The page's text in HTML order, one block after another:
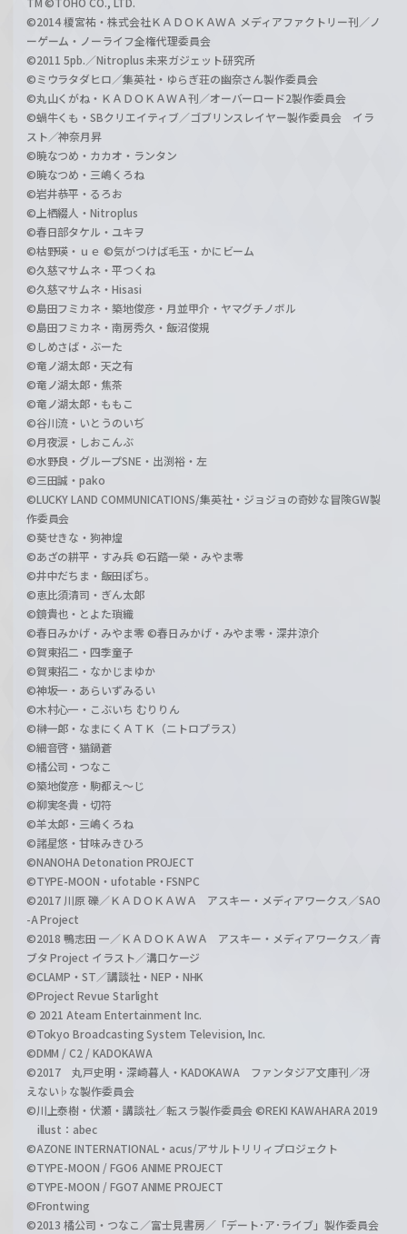
©2014 榎宮祐・株式会社ＫＡＤＯＫＡＷＡ メディアファクトリー刊／ノ
ーゲーム・ノーライフ全権代理委員会
©2011 5pb.／Nitroplus 未来ガジェット研究所
©ミウラタダヒロ／集英社・ゆらぎ荘の幽奈さん製作委員会
©丸山くがね・ＫＡＤＯＫＡＷＡ刊／オーバーロード2製作委員会
©蝸牛くも・SBクリエイティブ／ゴブリンスレイヤー製作委員会 イラ
スト／神奈月昇
©暁なつめ・カカオ・ランタン
©暁なつめ・三嶋くろね
©岩井恭平・るろお
©上栖綴人・Nitroplus
©春日部タケル・ユキヲ
©枯野瑛・ｕｅ ©気がつけば毛玉・かにビーム
©久慈マサムネ・平つくね
©久慈マサムネ・Hisasi
©島田フミカネ・築地俊彦・月並甲介・ヤマグチノボル
©島田フミカネ・南房秀久・飯沼俊規
©しめさば・ぶーた
©竜ノ湖太郎・天之有
©竜ノ湖太郎・焦茶
©竜ノ湖太郎・ももこ
©谷川流・いとうのいぢ
©月夜涙・しおこんぶ
©水野良・グループSNE・出渕裕・左
©三田誠・pako
©LUCKY LAND COMMUNICATIONS/集英社・ジョジョの奇妙な冒険GW製
作委員会
©葵せきな・狗神煌
©あざの耕平・すみ兵 ©石踏一榮・みやま零
©井中だちま・飯田ぽち。
©恵比須清司・ぎん太郎
©鏡貴也・とよた瑣織
©春日みかげ・みやま零 ©春日みかげ・みやま零・深井涼介
©賀東招二・四季童子
©賀東招二・なかじまゆか
©神坂一・あらいずみるい
©木村心一・こぶいち むりりん
©榊一郎・なまにくＡＴＫ（ニトロプラス）
©細音啓・猫鍋蒼
©橘公司・つなこ
©築地俊彦・駒都え～じ
©柳実冬貴・切符
©羊太郎・三嶋くろね
©諸星悠・甘味みきひろ
©NANOHA Detonation PROJECT
©TYPE-MOON・ufotable・FSNPC
©2017 川原 礫／ＫＡＤＯＫＡＷＡ アスキー・メディアワークス／SAO
-A Project
©2018 鴨志田 一／ＫＡＤＯＫＡＷＡ アスキー・メディアワークス／青
ブタ Project イラスト／溝口ケージ
©CLAMP・ST／講談社・NEP・NHK
©Project Revue Starlight
© 2021 Ateam Entertainment Inc.
©Tokyo Broadcasting System Television, Inc.
©DMM / C2 / KADOKAWA
©2017 丸戸史明・深崎暮人・KADOKAWA ファンタジア文庫刊／冴
えない♭な製作委員会
©川上泰樹・伏瀬・講談社／転スラ製作委員会 ©REKI KAWAHARA 2019
illust：abec
©AZONE INTERNATIONAL・acus/アサルトリリィプロジェクト
©TYPE-MOON / FGO6 ANIME PROJECT
©TYPE-MOON / FGO7 ANIME PROJECT
©Frontwing
©2013 橘公司・つなこ／富士見書房／「デート･ア･ライブ」製作委員会